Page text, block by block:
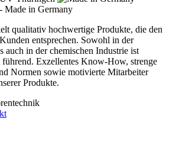
qualitativ hochwertige Produkte, die den
entsprechen. Sowohl in der
auch in der chemischen Industrie ist
Exzellentes Know-How, strenge
Normen sowie motivierte Mitarbeiter
Produkte.